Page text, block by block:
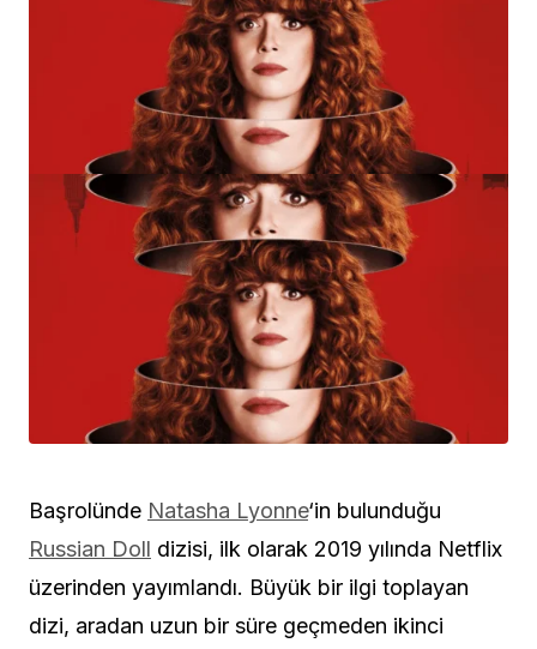
Başrolünde Natasha Lyonne‘in bulunduğu
Russian Doll dizisi, ilk olarak 2019 yılında Netflix
üzerinden yayımlandı. Büyük bir ilgi toplayan
dizi, aradan uzun bir süre geçmeden ikinci